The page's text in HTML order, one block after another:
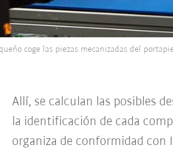
coge las piezas mecanizadas del
Allí, se calculan las posibles
la identificación de cada
organiza de conformidad con